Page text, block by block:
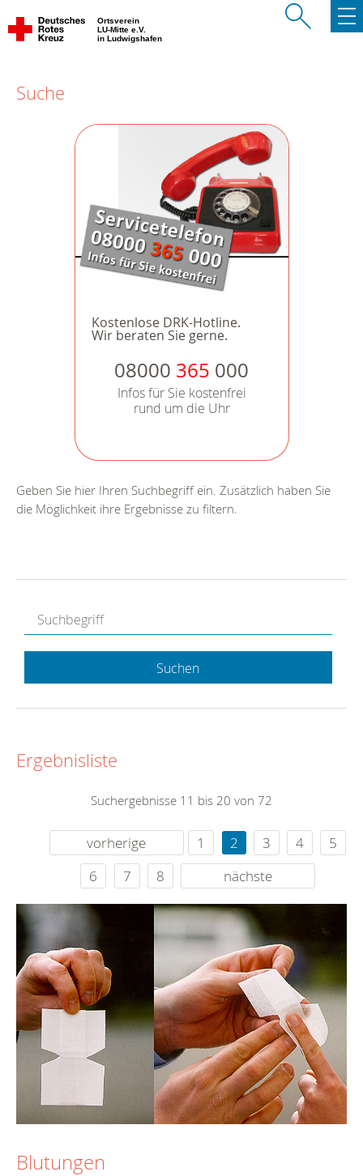
Ortsverein
LU-Mitte e.V.
in Ludwigshafen
Suche
Kostenlose DRK-Hotline.
Wir beraten Sie gerne.
08000 365 000
Infos für Sie kostenfrei
rund um die Uhr
Geben Sie hier Ihren Suchbegriff ein. Zusätzlich haben Sie
die Möglichkeit ihre Ergebnisse zu filtern.
Suchen
Ergebnisliste
Suchergebnisse 11 bis 20 von 72
vorherige 1 2 3 4
5
6
7 8 nächste
Blutungen